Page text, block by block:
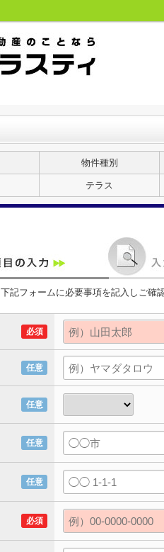
物件種別
テラス
下記フォームに必要事項を記入しご確
必須
任意
任意
任意
任意
必須